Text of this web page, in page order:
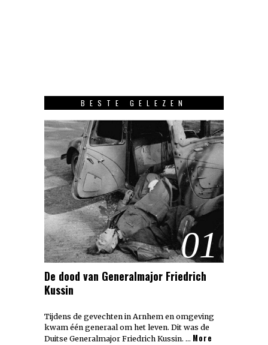
BESTE GELEZEN
01
De dood van Generalmajor Friedrich
Kussin
Tijdens de gevechten in Arnhem en omgeving
kwam één generaal om het leven. Dit was de
Duitse Generalmajor Friedrich Kussin. … More